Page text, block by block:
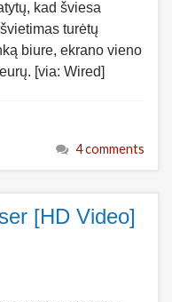
kad šviesa
turėtų
biure, ekrano vieno
[via: Wired]
4 comments
[HD Video]